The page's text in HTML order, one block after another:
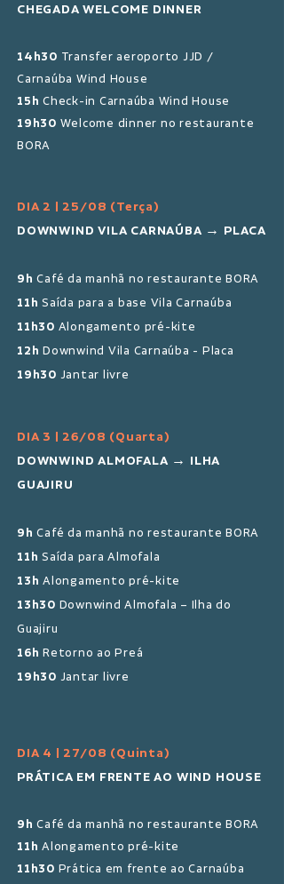
CHEGADA WELCOME DINNER
14h30 Transfer aeroporto JJD /
Carnaúba Wind House
15h Check-in Carnaúba Wind House
19h30 Welcome dinner no restaurante
BORA
DIA 2 | 25/08 (Terça)
DOWNWIND VILA CARNAÚBA → PLACA
9h Café da manhã no restaurante BORA
11h Saída para a base Vila Carnaúba
11h30 Alongamento pré-kite
12h Downwind Vila Carnaúba - Placa
19h30 Jantar livre
DIA 3 | 26/08 (Quarta)
DOWNWIND ALMOFALA → ILHA
GUAJIRU
9h Café da manhã no restaurante BORA
11h Saída para Almofala
13h Alongamento pré-kite
13h30 Downwind Almofala – Ilha do
Guajiru
16h Retorno ao Preá
19h30 Jantar livre
DIA 4 | 27/08 (Quinta)
PRÁTICA EM FRENTE AO WIND HOUSE
9h Café da manhã no restaurante BORA
11h Alongamento pré-kite
11h30 Prática em frente ao Carnaúba